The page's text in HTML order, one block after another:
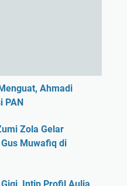
Ahmadi
PAN
Zola Gelar
Muwafiq di